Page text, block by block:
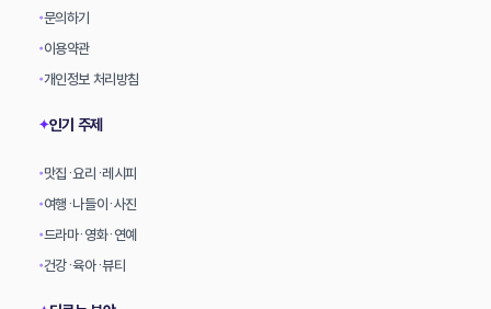
•문의하기
•이용약관
•개인정보 처리방침
✦인기 주제
•맛집·요리·레시피
•여행·나들이·사진
•드라마·영화·연예
•건강·육아·뷰티